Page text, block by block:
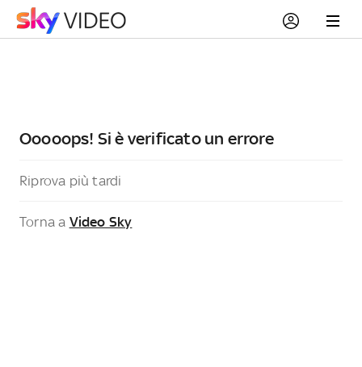
Ooooops! Si è verificato un errore
Riprova più tardi
Torna a Video Sky